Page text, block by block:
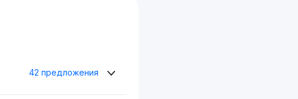
42 предложения